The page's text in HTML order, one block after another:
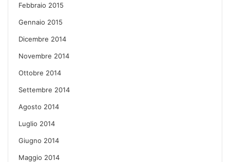
Febbraio 2015
Gennaio 2015
Dicembre 2014
Novembre 2014
Ottobre 2014
Settembre 2014
Agosto 2014
Luglio 2014
Giugno 2014
Maggio 2014